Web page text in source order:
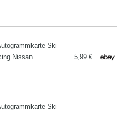
Ski
Nissan
5,99 €
Ski